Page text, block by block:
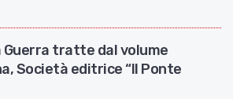
Guerra tratte dal volume
Società editrice “Il Ponte